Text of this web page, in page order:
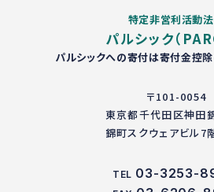
特定非営利活動
パルシック（
パルシックへの寄付は寄付金控除
〒101-0054
東京都千代田区神田
錦町スクウェアビル7
TEL 03-3253-